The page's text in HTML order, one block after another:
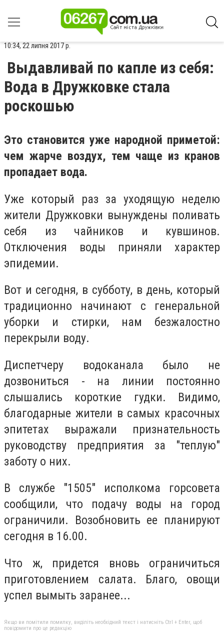
10:34, 22 липня 2017 р.
Выдавливай по капле из себя:
Вода в Дружковке стала
роскошью
Это становится уже народной приметой:
чем жарче воздух, тем чаще из кранов
пропадает вода.
Уже который раз за уходящую неделю
жители Дружковки вынуждены поливать
себя из чайников и кувшинов.
Отключения воды приняли характер
эпидемии.
Вот и сегодня, в субботу, в день, который
традиционно начинают с генеральной
уборки и стирки, нам безжалостно
перекрыли воду.
Диспетчеру водоканала было не
дозвониться - на линии постоянно
слышались короткие гудки. Видимо,
благодарные жители в самых красочных
эпитетах выражали признательность
руководству предприятия за "теплую"
заботу о них.
В службе "1505" исполкома горсовета
сообщили, что подачу воды на город
ограничили. Возобновить ее планируют
сегодня в 16.00.
Что ж, придется вновь ограничиться
приготовлением салата. Благо, овощи
успел вымыть заранее...
Якщо ви помітили помилку, виділіть необхідний текст і натисніть Ctrl + Enter, щоб
повідомити про це редакцію